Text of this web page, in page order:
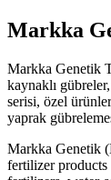
Markka
Markka Genetik
kaynaklı
serisi, özel
yaprak
Markka Genetik
fertilizer products